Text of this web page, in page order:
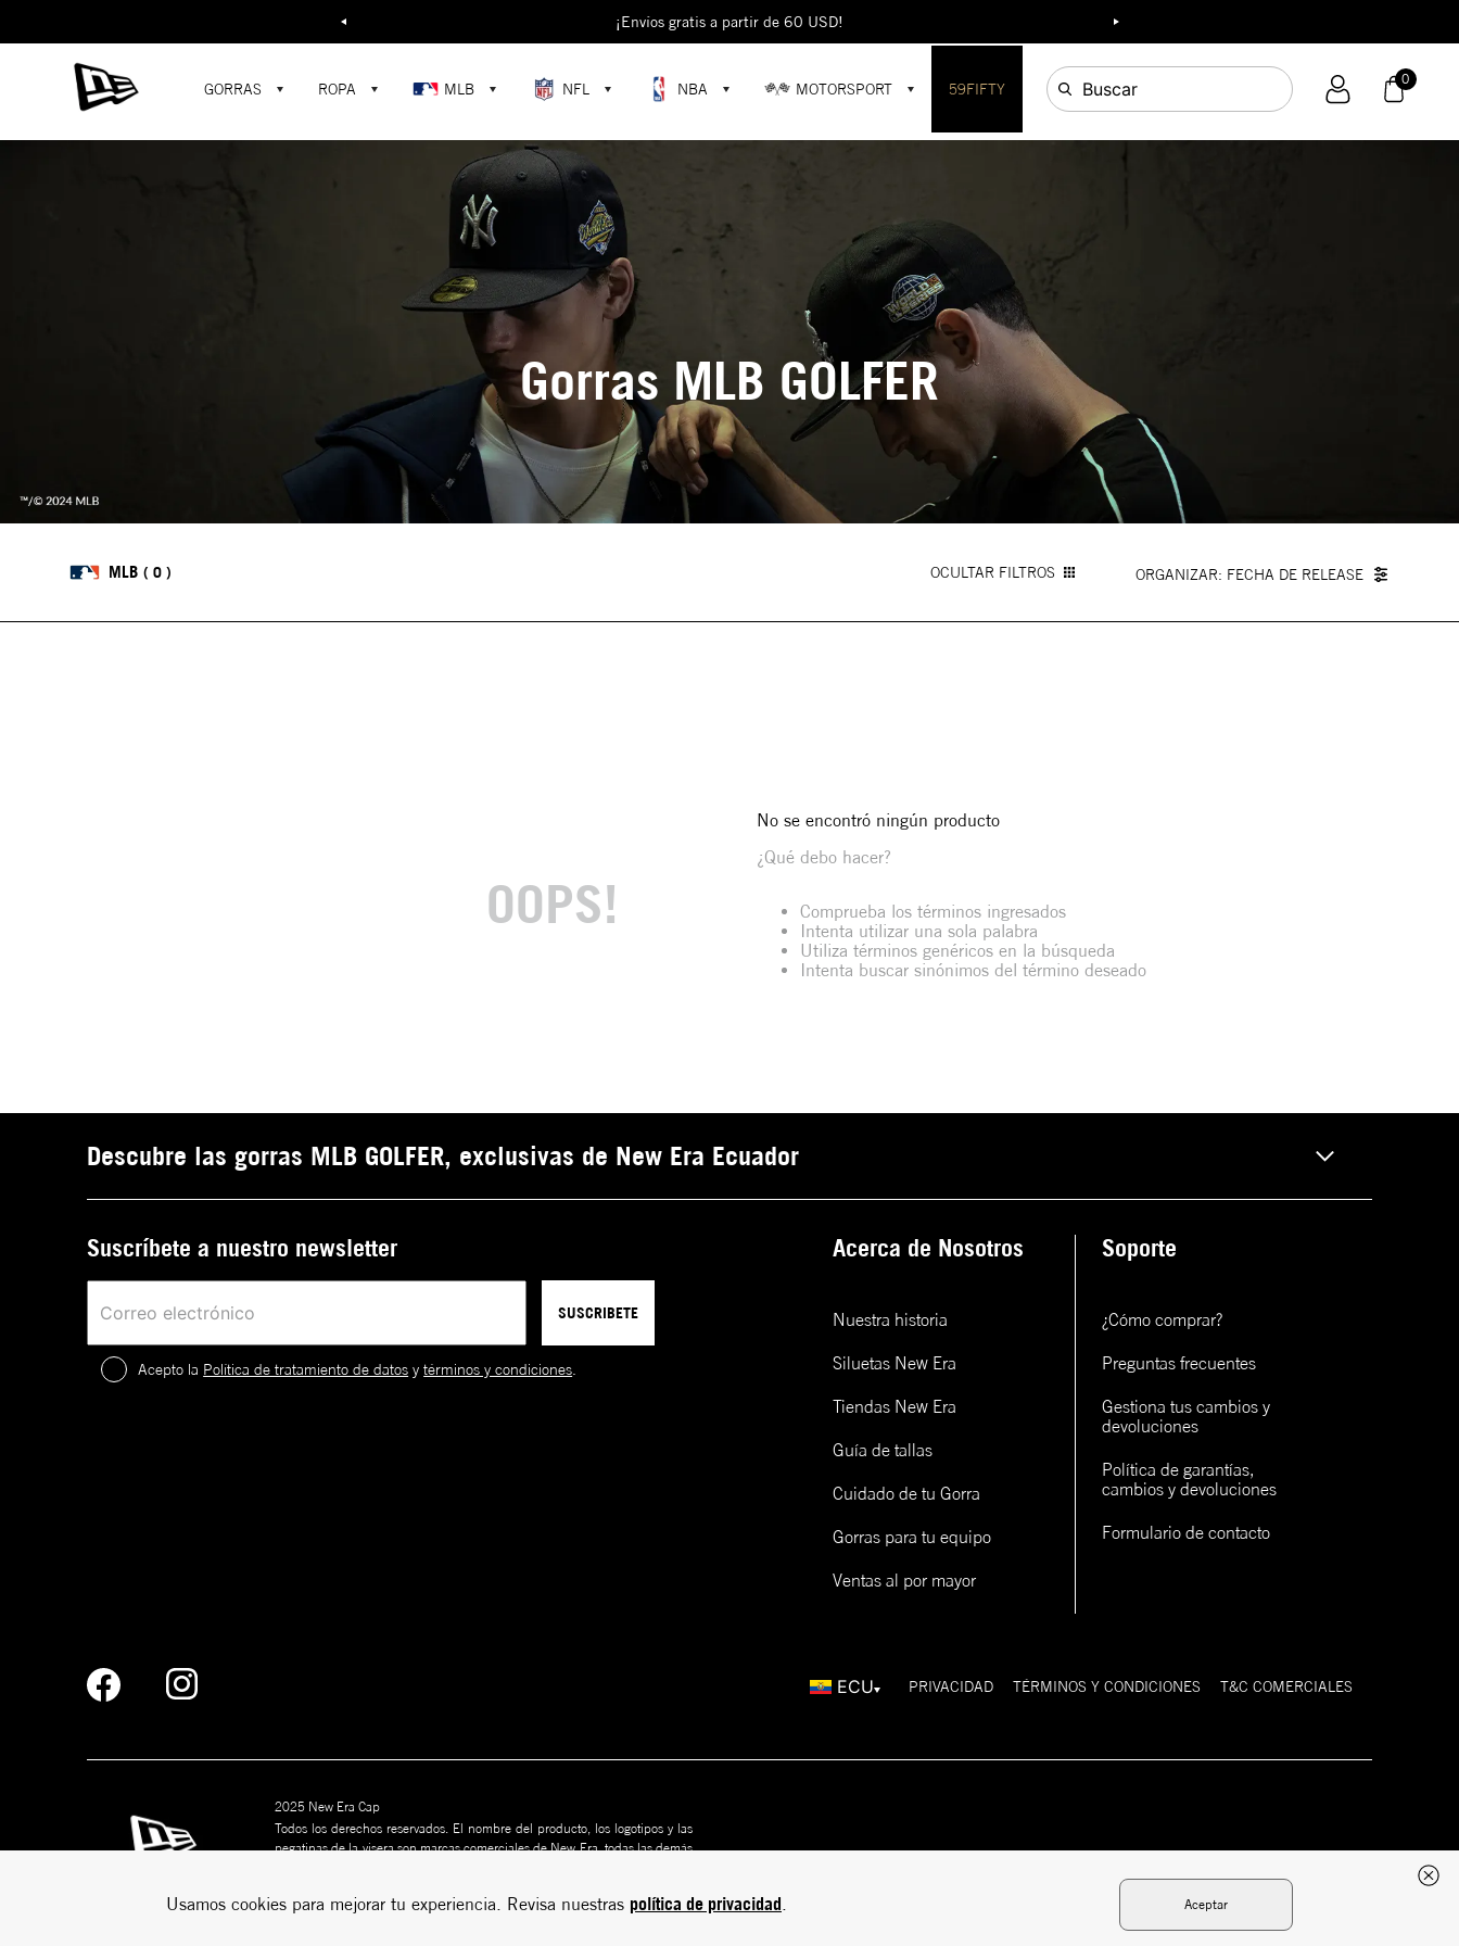
Usamos cookies para mejorar tu experiencia. Revisa nuestras política de privacidad. Aceptar
Buscar... ¡Envíos gratis a partir de 60 USD!
GORRAS ROPA MLB NFL NBA MOTORSPORT 59FIFTY Buscar 0
Gorras MLB GOLFER
MLB 0 OCULTAR FILTROS FECHA DE RELEASE
OOPS!
No se encontró ningún producto
¿Qué debo hacer?
Comprueba los términos ingresados
Intenta utilizar una sola palabra
Utiliza términos genéricos en la búsqueda
Intenta buscar sinónimos del término deseado
Descubre las gorras MLB GOLFER, exclusivas de New Era Ecuador
Suscríbete a nuestro newsletter
SUSCRIBETE
Acepto la Política de tratamiento de datos ytérminos y condiciones
Acerca de Nosotros
Nuestra historia
Siluetas New Era
Tiendas New Era
Guía de tallas
Cuidado de tu Gorra
Gorras para tu equipo
Ventas al por mayor
Soporte
¿Cómo comprar?
Preguntas frecuentes
Gestiona tus cambios y
devoluciones
Política de garantías,
cambios y devoluciones
Formulario de contacto
ECU PRIVACIDAD TÉRMINOS Y CONDICIONES T&C COMERCIALES
2025 New Era Cap
Todos los derechos reservados. El nombre del producto, los logotipos y las
pegatinas de la visera son marcas comerciales de New Era, todas las demás
por: